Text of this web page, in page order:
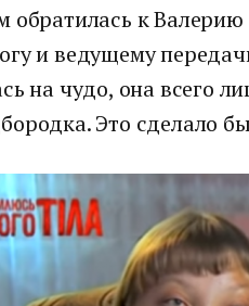
обратилась к
и ведущему
на чудо, она всего
Это сделало